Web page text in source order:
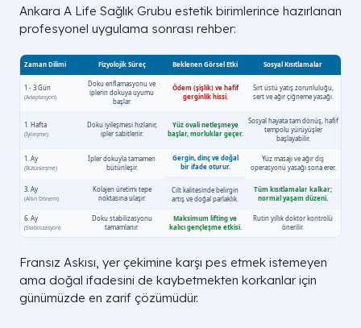
Germe
Derecesi
(Jowl Line)
2 - 3 Çift 5 / 5
Nazolabial Oluk
(Gülüş Hattı)
1 - 2 Çift 4 / 5
Ankara A Life Sağlık Grubu estetik birimlerince hazırlanan
profesyonel uygulama sonrası rehber:
Fransız Askısı, yer çekimine karşı pes etmek istemeyen
ama doğal ifadesini de kaybetmekten korkanlar için
günümüzde en zarif çözümüdür.